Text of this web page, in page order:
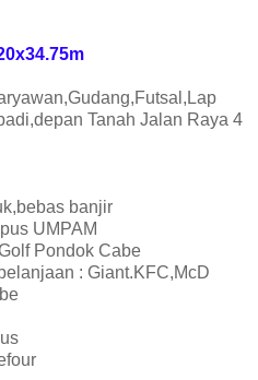
Tanah Jalan Raya 4
banjir
UMPAM
Pondok Cabe
: Giant.KFC,McD